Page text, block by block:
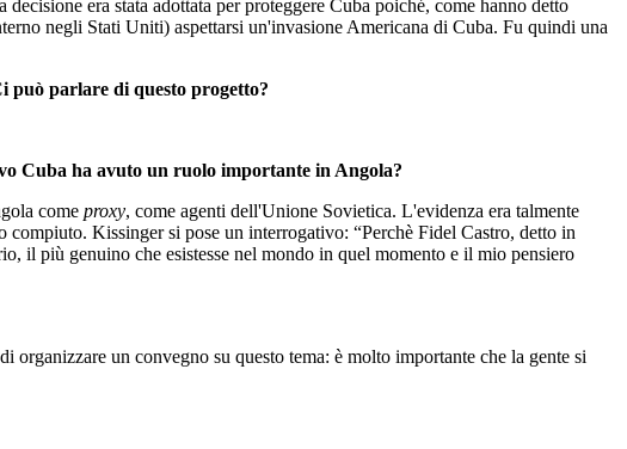
era stata adottata per proteggere Cuba poiché, come hanno detto
negli Stati Uniti) aspettarsi un'invasione Americana di Cuba. Fu quindi una
può parlare di questo progetto?
Cuba ha avuto un ruolo importante in Angola?
come proxy, come agenti dell'Unione Sovietica. L'evidenza era talmente
Kissinger si pose un interrogativo: “Perchè Fidel Castro, detto in
il più genuino che esistesse nel mondo in quel momento e il mio pensiero
un convegno su questo tema: è molto importante che la gente si